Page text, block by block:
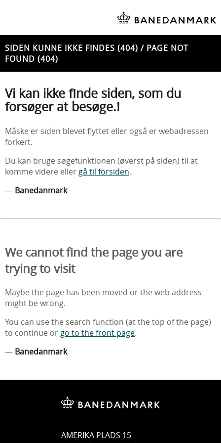
SIDEN KUNNE IKKE FINDES (404) / PAGE NOT
FOUND (404)
Vi kan ikke finde siden, som du
forsøger at besøge.!
Måske er siden blevet flyttet eller også er webadressen
forkert.
Du kan bruge søgefunktionen (øverst på siden) til at
komme videre eller gå til forsiden.
— Banedanmark
We cannot find the page you are
trying to visit
Maybe the page has been moved or the web address
might be wrong.
You can use the search function (at the top of the page)
to continue or go to the front page.
— Banedanmark
AMERIKA PLADS 15